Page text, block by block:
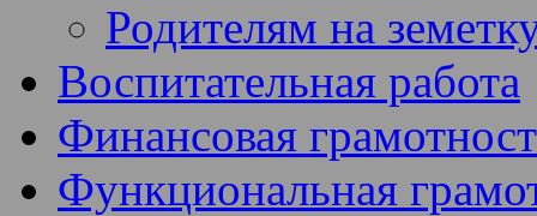
Родителям на
Воспитательная работа
Финансовая
Функциональная